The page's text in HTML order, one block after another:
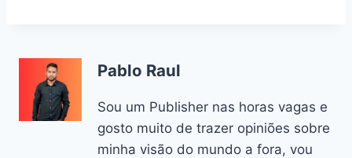
Pablo Raul
Sou um Publisher nas horas vagas e
gosto muito de trazer opiniões sobre
minha visão do mundo a fora, vou